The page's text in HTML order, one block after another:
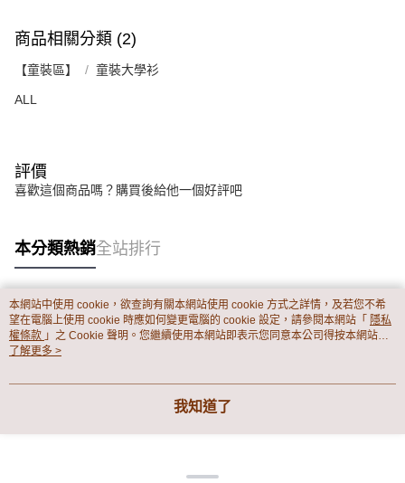
商品相關分類 (2)
【童裝區】 童裝大學衫
ALL
評價
喜歡這個商品嗎？購買後給他一個好評吧
本分類熱銷全站排行
熱門標籤
本網站中使用 cookie，欲查詢有關本網站使用 cookie 方式之詳情，及若您不希
望在電腦上使用 cookie 時應如何變更電腦的 cookie 設定，請參閱本網站「 隱私
權條款 」之 Cookie 聲明。您繼續使用本網站即表示您同意本公司得按本網站使
用條款之 Cookie 聲明使用 cookie。
了解更多 >
我知道了